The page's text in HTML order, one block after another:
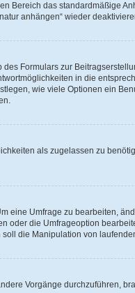
Bereich das standardmäßige
anhängen“ wieder
Formulars zur
in die
wie viele Optionen ein
als zugelassen zu
eine Umfrage zu bearbeiten,
oder die Umfrageoption
die Manipulation von
Vorgänge durchzuführen,